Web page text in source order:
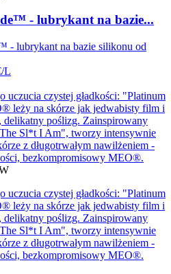
- lubrykant na bazie...
L
uczucia czystej gładkości: "Platinum
leży na skórze jak jedwabisty film i
delikatny poślizg. Zainspirowany
Sl*t I Am", tworzy intensywnie
z długotrwałym nawilżeniem -
bezkompromisowy MEO®.
uczucia czystej gładkości: "Platinum
leży na skórze jak jedwabisty film i
delikatny poślizg. Zainspirowany
Sl*t I Am", tworzy intensywnie
z długotrwałym nawilżeniem -
bezkompromisowy MEO®.